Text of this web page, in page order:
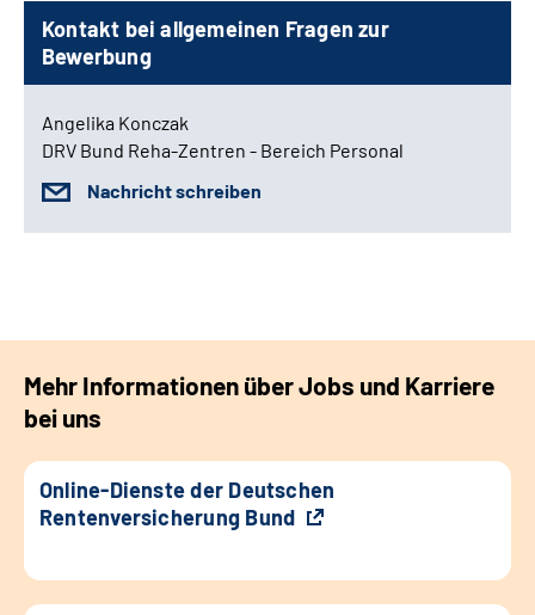
Kontakt bei allgemeinen Fragen zur
Bewerbung
Angelika Konczak
DRV Bund Reha-Zentren - Bereich Personal
Nachricht schreiben
Mehr Informationen über Jobs und Karriere
bei uns
Online-Dienste der Deutschen
Rentenversicherung Bund